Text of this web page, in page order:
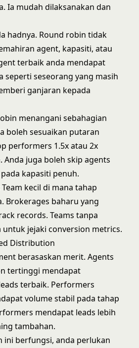
Ia mudah dilaksanakan dan
hadnya. Round robin tidak
agent, kapasiti, atau
terbaik anda mendapat
seperti seseorang yang masih
ganjaran kepada
menangani sebahagian
boleh sesuaikan putaran
performers 1.5x atau 2x
Anda juga boleh skip agents
kapasiti penuh.
Team kecil di mana tahap
Brokerages baharu yang
records. Teams tanpa
jejaki conversion metrics.
Distribution
berasaskan merit. Agents
tertinggi mendapat
terbaik. Performers
volume stabil pada tahap
mendapat leads lebih
tambahan.
ini berfungsi, anda perlukan